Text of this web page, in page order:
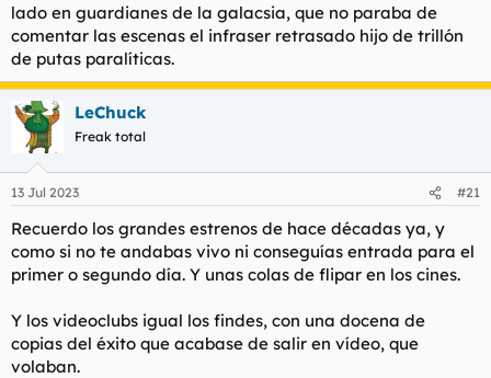
lado en guardianes de la galacsia, que no paraba de
comentar las escenas el infraser retrasado hijo de trillón
de putas paralíticas.
LeChuck
Freak total
13 Jul 2023 #21
Recuerdo los grandes estrenos de hace décadas ya, y
como si no te andabas vivo ni conseguías entrada para el
primer o segundo día. Y unas colas de flipar en los cines.
Y los videoclubs igual los findes, con una docena de
copias del éxito que acabase de salir en vídeo, que
volaban.